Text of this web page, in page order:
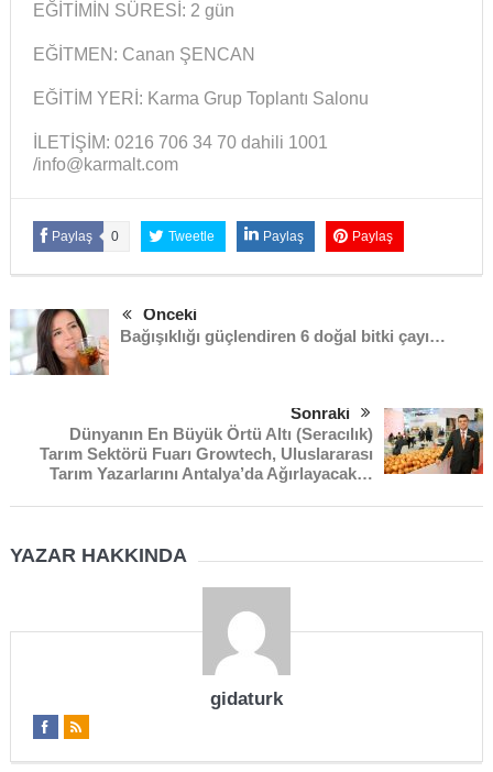
EĞİTİMİN SÜRESİ: 2 gün
EĞİTMEN: Canan ŞENCAN
EĞİTİM YERİ: Karma Grup Toplantı Salonu
İLETİŞİM: 0216 706 34 70 dahili 1001
/info@karmalt.com
Paylaş 0 Tweetle Paylaş Paylaş
Önceki
Bağışıklığı güçlendiren 6 doğal bitki çayı…
Sonraki
Dünyanın En Büyük Örtü Altı (Seracılık)
Tarım Sektörü Fuarı Growtech, Uluslararası
Tarım Yazarlarını Antalya’da Ağırlayacak…
YAZAR HAKKINDA
gidaturk